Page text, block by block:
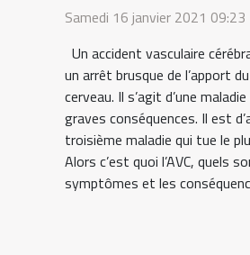
Samedi 16 janvier 2021 09:23
Un accident vasculaire
un arrêt brusque de l’apport
cerveau. Il s’agit d’une
graves conséquences. Il est
troisième maladie qui tue le
Alors c’est quoi l’AVC, quels
symptômes et les